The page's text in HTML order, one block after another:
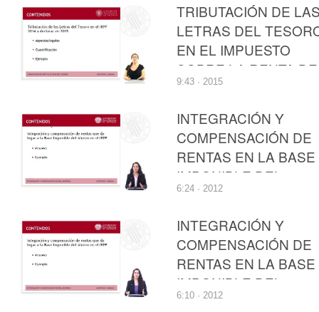
TRIBUTACIÓN DE
LETRAS DEL
EN EL IMPUESTO
SOBRE LA RENTA DE
LAS PERSONAS
9:43 · 2015
INTEGRACIÓN Y
COMPENSACIÓN DE
RENTAS EN LA BASE
IMPONIBLE DEL
AHORRO DEL
IMPUESTO SOBRE LA
RENTA DE LAS
PERSONAS FÍSICAS
6:24 · 2012
INTEGRACIÓN Y
COMPENSACIÓN DE
RENTAS EN LA BASE
IMPONIBLE DEL
AHORRO DEL
6:10 · 2012